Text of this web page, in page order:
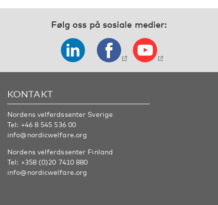
Følg oss på sosiale medier:
KONTAKT
Nordens velferdssenter Sverige
Tel: +46 8 545 536 00
info@nordicwelfare.org
Nordens velferdssenter Finland
Tel: +358 (0)20 7410 880
info@nordicwelfare.org